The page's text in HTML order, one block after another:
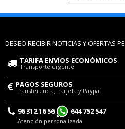
DESEO RECIBIR NOTICIAS Y OFERTAS
TARIFA ENVÍOS ECONÓMICOS
Transporte urgente
PAGOS SEGUROS
Transferencia, Tarjeta y Paypal
96 312 16 56 644 752 547
Atención personalizada